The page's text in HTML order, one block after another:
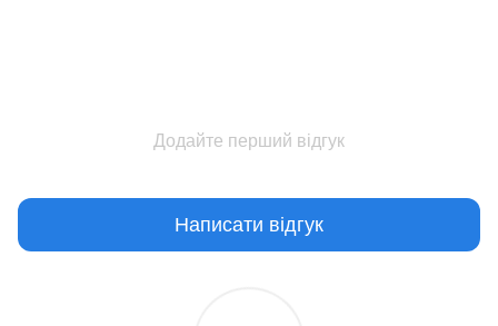
Додайте перший відгук
Написати відгук